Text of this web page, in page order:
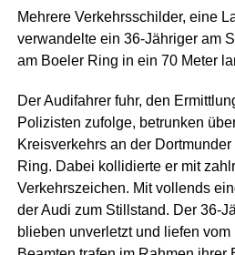
Mehrere Verkehrsschilder, eine
verwandelte ein 36-Jähriger am
am Boeler Ring in ein 70 Meter
Der Audifahrer fuhr, den
Polizisten zufolge, betrunken
Kreisverkehrs an der
Ring. Dabei kollidierte er mit
Verkehrszeichen. Mit vollends
der Audi zum Stillstand. Der 36-
blieben unverletzt und liefen